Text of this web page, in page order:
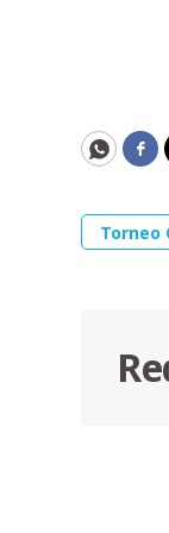
Torneo